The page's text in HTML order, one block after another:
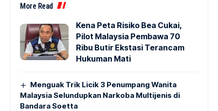
More Read
Kena Peta Risiko Bea Cukai,
Pilot Malaysia Pembawa 70
Ribu Butir Ekstasi Terancam
Hukuman Mati
Menguak Trik Licik 3 Penumpang Wanita
Malaysia Selundupkan Narkoba Multijenis di
Bandara Soetta